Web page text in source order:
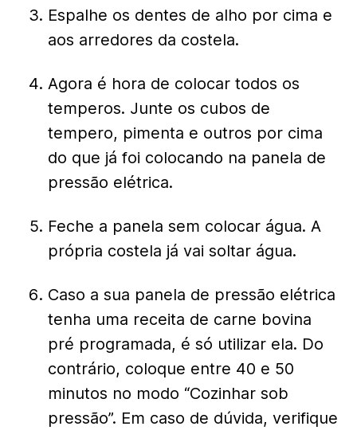
Espalhe os dentes de alho por cima e
aos arredores da costela.
Agora é hora de colocar todos os
temperos. Junte os cubos de
tempero, pimenta e outros por cima
do que já foi colocando na panela de
pressão elétrica.
Feche a panela sem colocar água. A
própria costela já vai soltar água.
Caso a sua panela de pressão elétrica
tenha uma receita de carne bovina
pré programada, é só utilizar ela. Do
contrário, coloque entre 40 e 50
minutos no modo “Cozinhar sob
pressão”. Em caso de dúvida, verifique